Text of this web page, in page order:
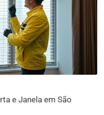
e Janela em São